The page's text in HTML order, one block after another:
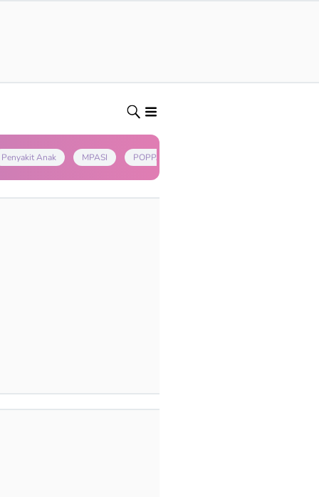
Penyakit Anak MPASI POPPAPA